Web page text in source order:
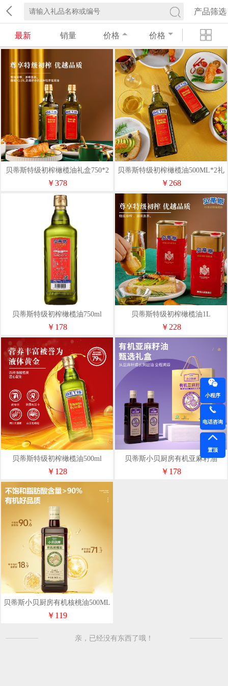
产品筛选
最新 销量 价格 价格
贝蒂斯特级初榨橄榄油礼盒750*2
￥378
贝蒂斯特级初榨橄榄油500ML*2礼
盒
￥268
贝蒂斯特级初榨橄榄油750ml
￥178
贝蒂斯特级初榨橄榄油1L
￥228
贝蒂斯特级初榨橄榄油500ml
￥128
贝蒂斯小贝厨房有机亚麻籽油
500ML*2礼盒装
￥178
贝蒂斯小贝厨房有机核桃油500ML
￥119
亲，已经没有东西了哦！
小程序
电话咨询
置顶